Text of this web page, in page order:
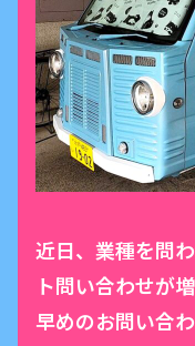
近日、業種を問
ト問い合わせが
早めのお問い合